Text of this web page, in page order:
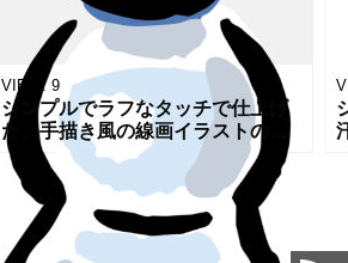
VIEW: 9
シンプルでラフなタッチで仕上げ
た、手描き風の線画イラストのシ
リーズです。 堅苦しくなく可愛く
なり過ぎない勢いのあるイメージ
で使い勝手がよいと思いますので
色々な